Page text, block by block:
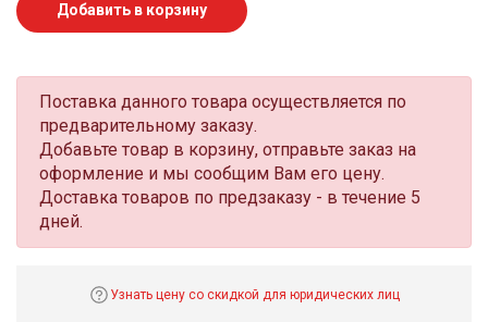
Добавить в корзину
Поставка данного товара осуществляется по
предварительному заказу.
Добавьте товар в корзину, отправьте заказ на
оформление и мы сообщим Вам его цену.
Доставка товаров по предзаказу - в течение 5
дней.
Узнать цену со скидкой для юридических лиц